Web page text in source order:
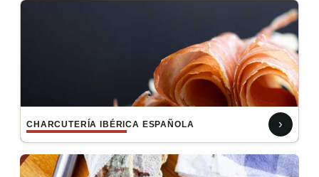
CHARCUTERÍA IBÉRICA ESPAÑOLA ›